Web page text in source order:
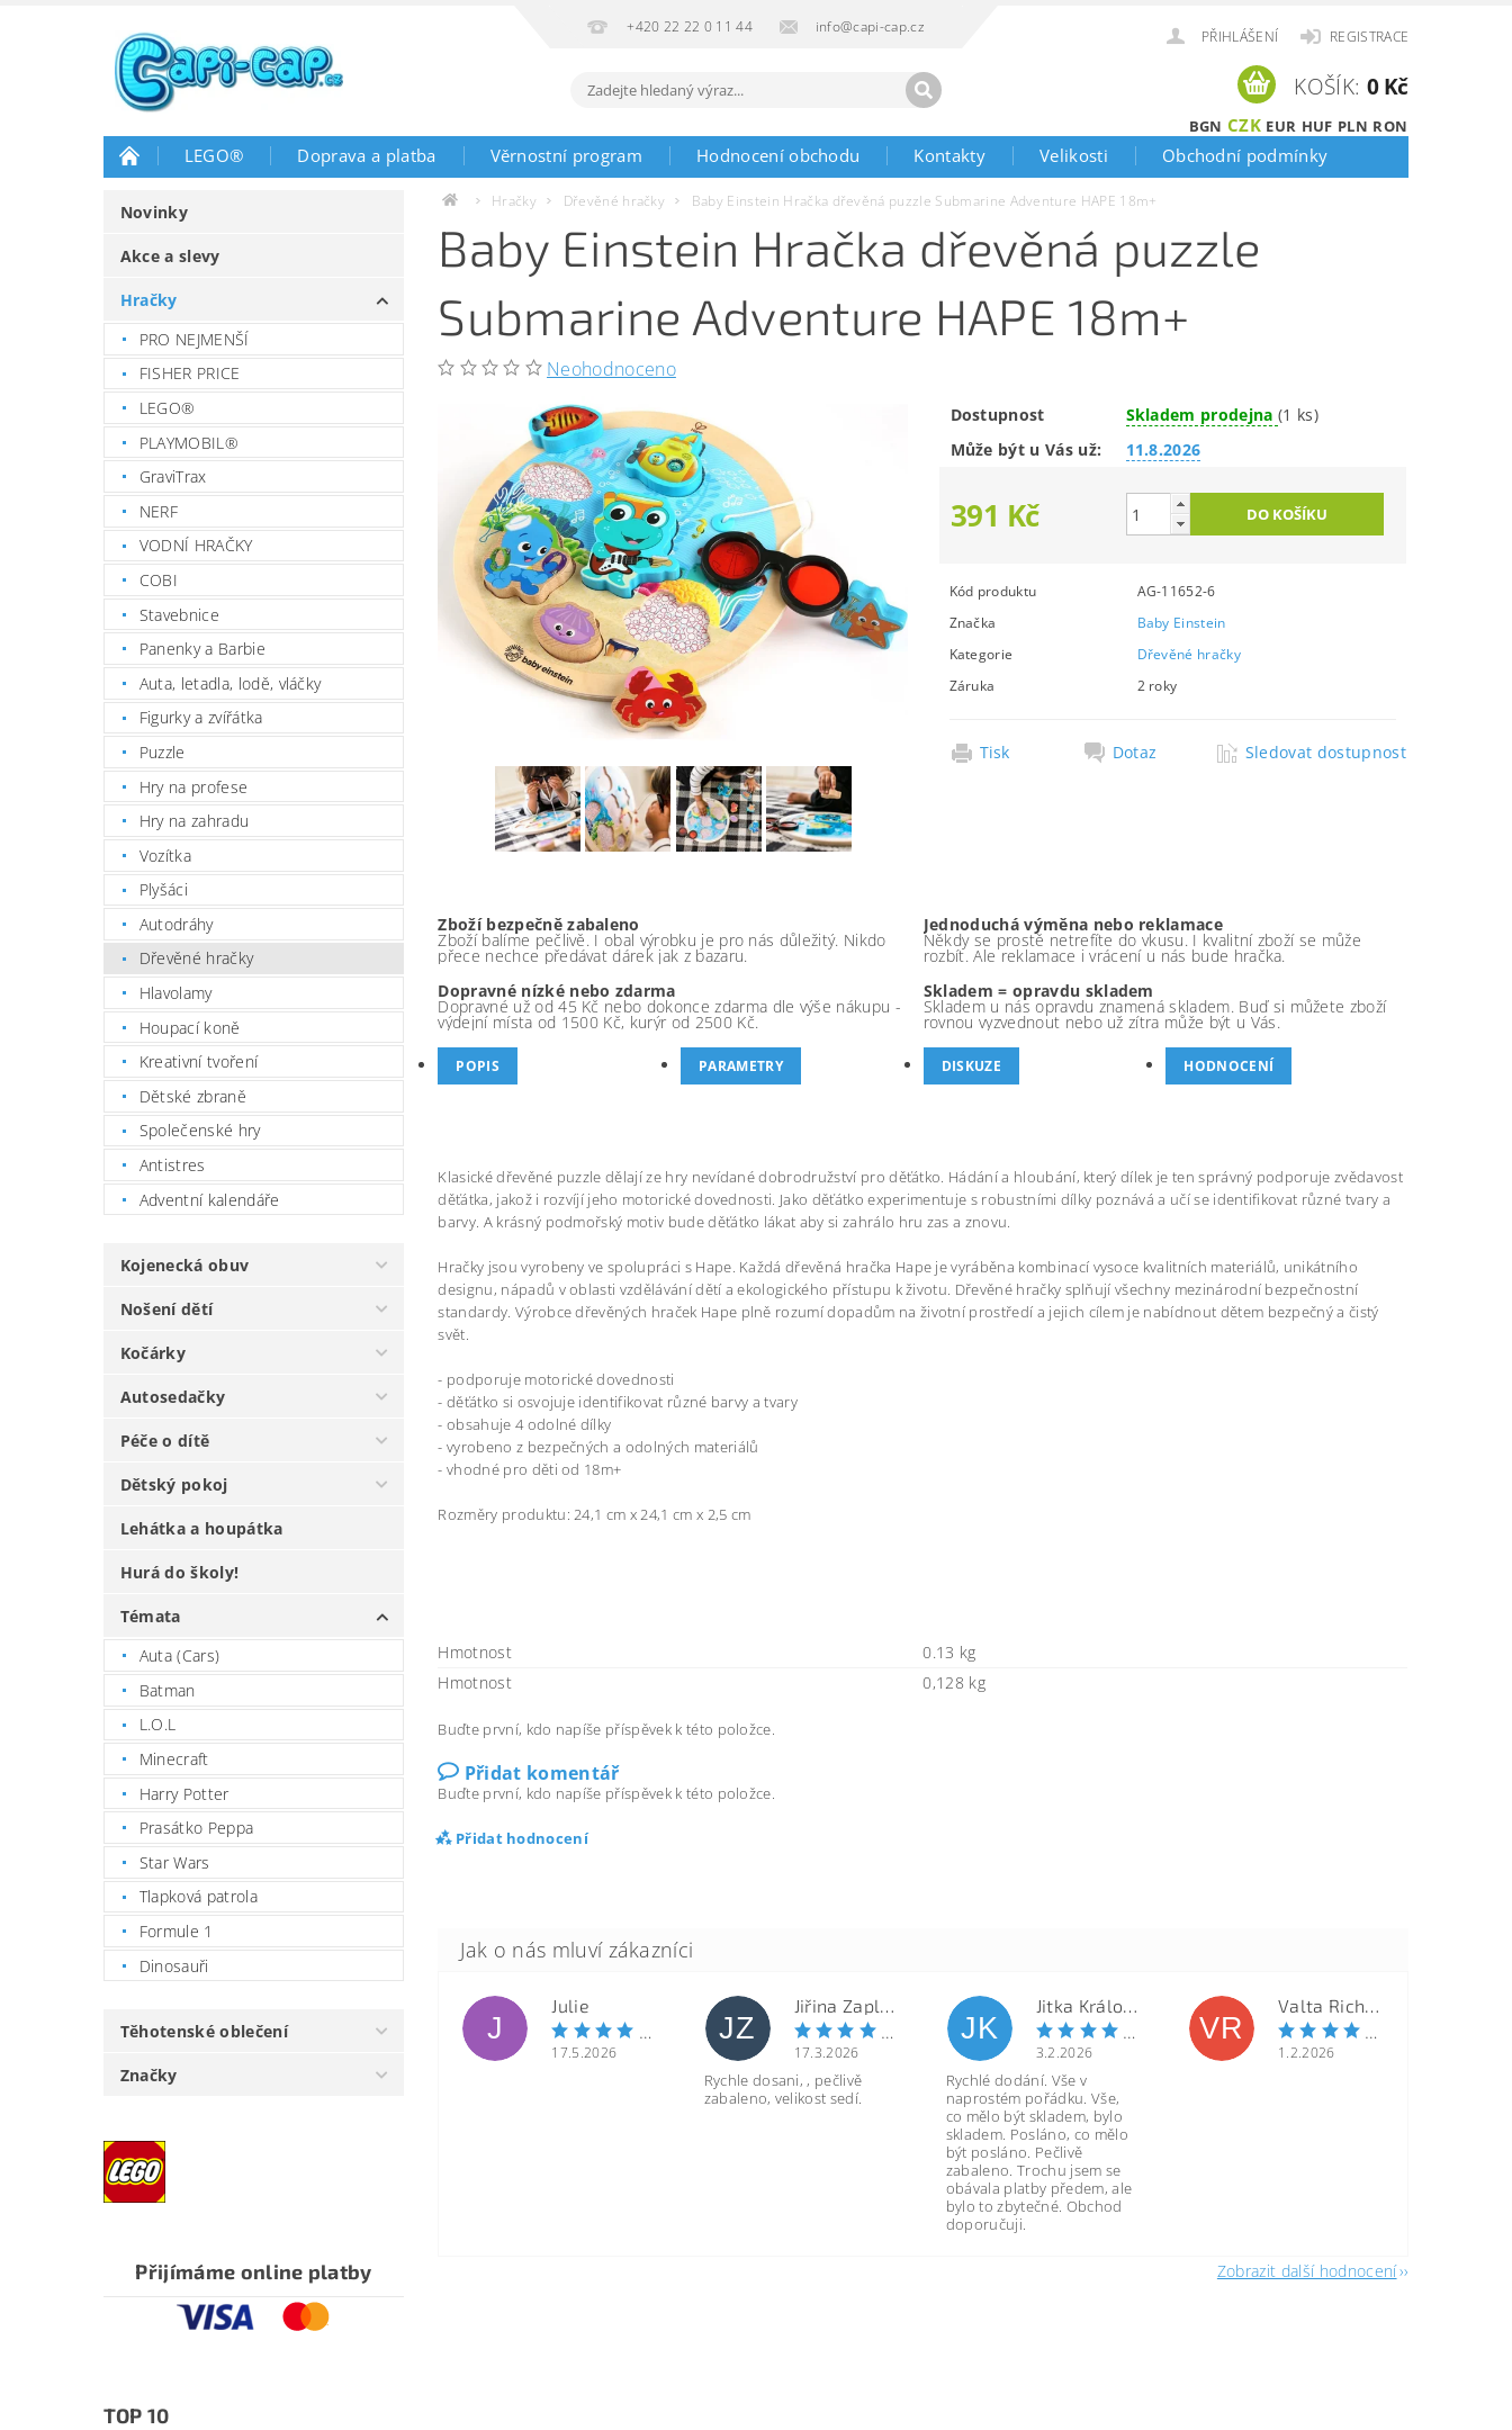
+420 22 22 0 11 44 info@capi-cap.cz
PŘIHLÁŠENÍ REGISTRACE
BGN CZK EUR HUF PLN RON
KOŠÍK: 0 Kč
LEGO® Doprava a platba Věrnostní program Hodnocení obchodu Kontakty Velikosti Obchodní podmínky
Novinky
Akce a slevy
Hračky
PRO NEJMENŠÍ
FISHER PRICE
LEGO®
PLAYMOBIL®
GraviTrax
NERF
VODNÍ HRAČKY
COBI
Stavebnice
Panenky a Barbie
Auta, letadla, lodě, vláčky
Figurky a zvířátka
Puzzle
Hry na profese
Hry na zahradu
Vozítka
Plyšáci
Autodráhy
Dřevěné hračky
Hlavolamy
Houpací koně
Kreativní tvoření
Dětské zbraně
Společenské hry
Antistres
Adventní kalendáře
Kojenecká obuv
Nošení dětí
Kočárky
Autosedačky
Péče o dítě
Dětský pokoj
Lehátka a houpátka
Hurá do školy!
Témata
Auta (Cars)
Batman
L.O.L
Minecraft
Harry Potter
Prasátko Peppa
Star Wars
Tlapková patrola
Formule 1
Dinosauři
Těhotenské oblečení
Značky
Přijímáme online platby
TOP 10
Hračky Dřevěné hračky Baby Einstein Hračka dřevěná puzzle Submarine Adventure HAPE 18m+
Baby Einstein Hračka dřevěná puzzle
Submarine Adventure HAPE 18m+
Neohodnoceno
Dostupnost Skladem prodejna (1 ks)
Může být u Vás už:
11.8.2026
391 Kč
Kód produktu
AG-11652-6
Značka
Baby Einstein
Kategorie
Dřevěné hračky
Záruka
2 roky
Tisk Dotaz Sledovat dostupnost
Zboží bezpečně zabaleno
Zboží balíme pečlivě. I obal výrobku je pro nás důležitý. Nikdo
přece nechce předávat dárek jak z bazaru.
Jednoduchá výměna nebo reklamace
Někdy se prostě netrefíte do vkusu. I kvalitní zboží se může
rozbít. Ale reklamace i vrácení u nás bude hračka.
Dopravné nízké nebo zdarma
Dopravné už od 45 Kč nebo dokonce zdarma dle výše nákupu -
výdejní místa od 1500 Kč, kurýr od 2500 Kč.
Skladem = opravdu skladem
Skladem u nás opravdu znamená skladem. Buď si můžete zboží
rovnou vyzvednout nebo už zítra může být u Vás.
POPIS PARAMETRY DISKUZE HODNOCENÍ
Klasické dřevěné puzzle dělají ze hry nevídané dobrodružství pro děťátko. Hádání a hloubání, který dílek je ten správný podporuje zvědavost
děťátka, jakož i rozvíjí jeho motorické dovednosti. Jako děťátko experimentuje s robustními dílky poznává a učí se identifikovat různé tvary a
barvy. A krásný podmořský motiv bude děťátko lákat aby si zahrálo hru zas a znovu.
Hračky jsou vyrobeny ve spolupráci s Hape. Každá dřevěná hračka Hape je vyráběna kombinací vysoce kvalitních materiálů, unikátního
designu, nápadů v oblasti vzdělávání dětí a ekologického přístupu k životu. Dřevěné hračky splňují všechny mezinárodní bezpečnostní
standardy. Výrobce dřevěných hraček Hape plně rozumí dopadům na životní prostředí a jejich cílem je nabídnout dětem bezpečný a čistý
svět.
- podporuje motorické dovednosti
- děťátko si osvojuje identifikovat různé barvy a tvary
- obsahuje 4 odolné dílky
- vyrobeno z bezpečných a odolných materiálů
- vhodné pro děti od 18m+
Rozměry produktu: 24,1 cm x 24,1 cm x 2,5 cm
Hmotnost
0.13 kg
Hmotnost
0,128 kg
Buďte první, kdo napíše příspěvek k této položce.
Přidat komentář
Buďte první, kdo napíše příspěvek k této položce.
Přidat hodnocení
J
Julie
17.5.2026
JZ
Jiřina Zapletalová
17.3.2026
Rychle dosani, , pečlivě
zabaleno, velikost sedí.
JK
Jitka Královcová
3.2.2026
Rychlé dodání. Vše v
naprostém pořádku. Vše,
co mělo být skladem, bylo
skladem. Posláno, co mělo
být posláno. Pečlivě
zabaleno. Trochu jsem se
obávala platby předem, ale
bylo to zbytečné. Obchod
doporučuji.
VR
Valta Richard
1.2.2026
Zobrazit další hodnocení